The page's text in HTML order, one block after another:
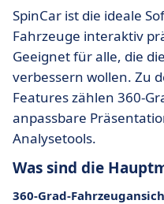
SpinCar ist die ideale
Fahrzeuge interaktiv
Geeignet für alle, die
verbessern wollen. Zu
Features zählen 360-
anpassbare
Analysetools.
Was sind die
360-Grad-